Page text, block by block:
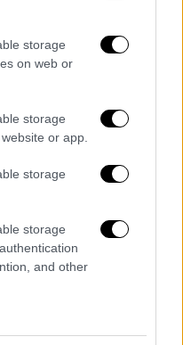
storage
on web or
storage
or app.
storage
storage
and other
Merry
μέρες της ζωής